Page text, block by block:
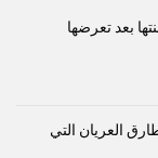
بعد تعرضها
العريان التي